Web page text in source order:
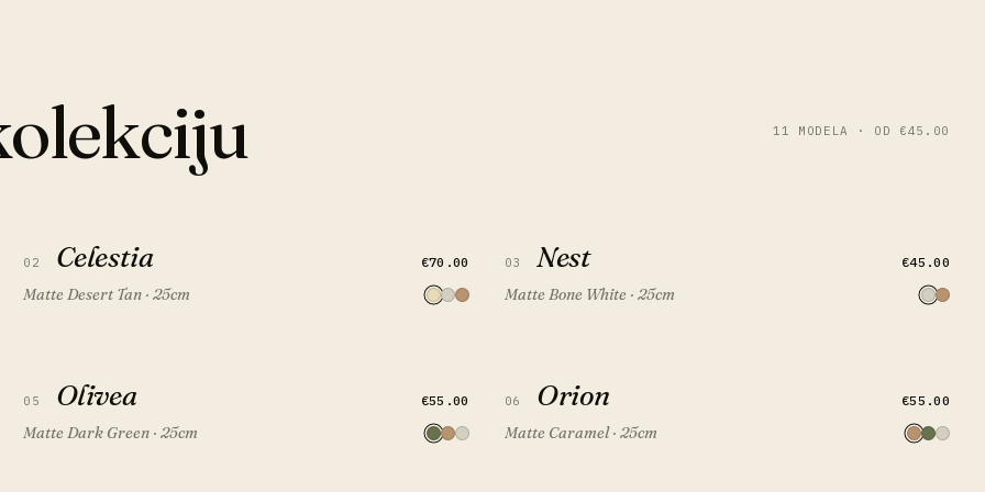
11 MODELA · OD €45.00
BRZI PREGLED
02 Celestia €70.00
Matte Desert Tan · 25cm
BRZI PREGLED
03 Nest €45.00
Matte Bone White · 25cm
BRZI PREGLED
05 Olivea €55.00
Matte Dark Green · 25cm
BRZI PREGLED
06 Orion €55.00
Matte Caramel · 25cm